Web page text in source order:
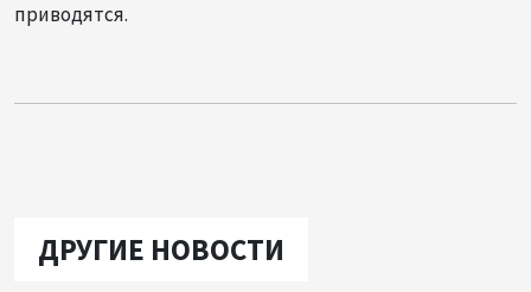
приводятся.
ДРУГИЕ НОВОСТИ